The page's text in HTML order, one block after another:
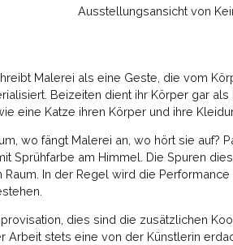
Ausstellungsansicht von
Malerei als eine Geste, die vom
Beizeiten dient ihr Körper gar
eine Katze ihren Körper und ihre
wo fängt Malerei an, wo hört sie auf?
Sprühfarbe am Himmel. Die Spuren
In der Regel wird die
dies sind die zusätzlichen
Arbeit stets eine von der Künstlerin